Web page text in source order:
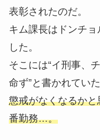
表彰されたのだ。
キム課長はドンチ
した。
そこには“イ刑事、
命ず”と書かれていた
懲戒がなくなるか
番勤務…。